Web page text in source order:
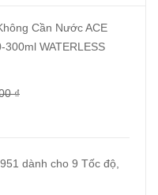
Cần Nước ACE
300ml WATERLESS
₫
dành cho 9 Tốc độ,